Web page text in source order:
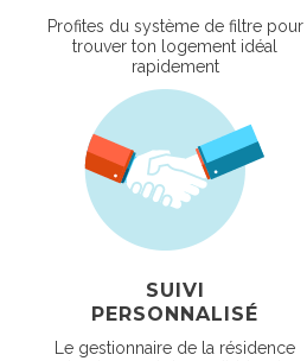
Profites du système de filtre pour
trouver ton logement idéal
rapidement
SUIVI
PERSONNALISÉ
Le gestionnaire de la résidence